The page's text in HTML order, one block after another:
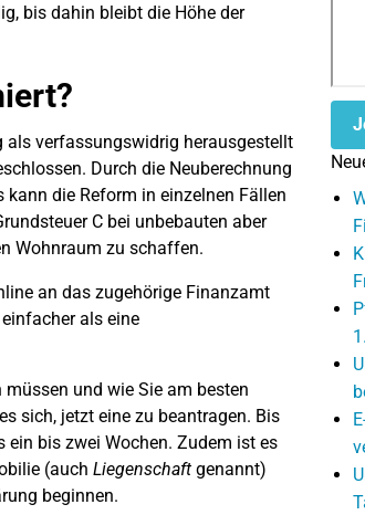
bis dahin bleibt die Höhe der
als verfassungswidrig herausgestellt
Durch die Neuberechnung
die Reform in einzelnen Fällen
C bei unbebauten aber
Wohnraum zu schaffen.
an das zugehörige Finanzamt
als eine
und wie Sie am besten
sich, jetzt eine zu beantragen. Bis
ein bis zwei Wochen. Zudem ist es
(auch Liegenschaft genannt)
beginnen.